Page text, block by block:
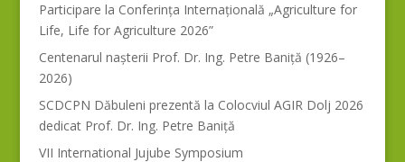
Participare la Conferința Internațională „Agriculture for
Life, Life for Agriculture 2026”
Centenarul nașterii Prof. Dr. Ing. Petre Baniță (1926–
2026)
SCDCPN Dăbuleni prezentă la Colocviul AGIR Dolj 2026
dedicat Prof. Dr. Ing. Petre Baniță
VII International Jujube Symposium